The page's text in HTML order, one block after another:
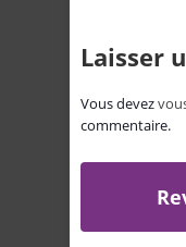
Laisser
Vous devez
commentaire.